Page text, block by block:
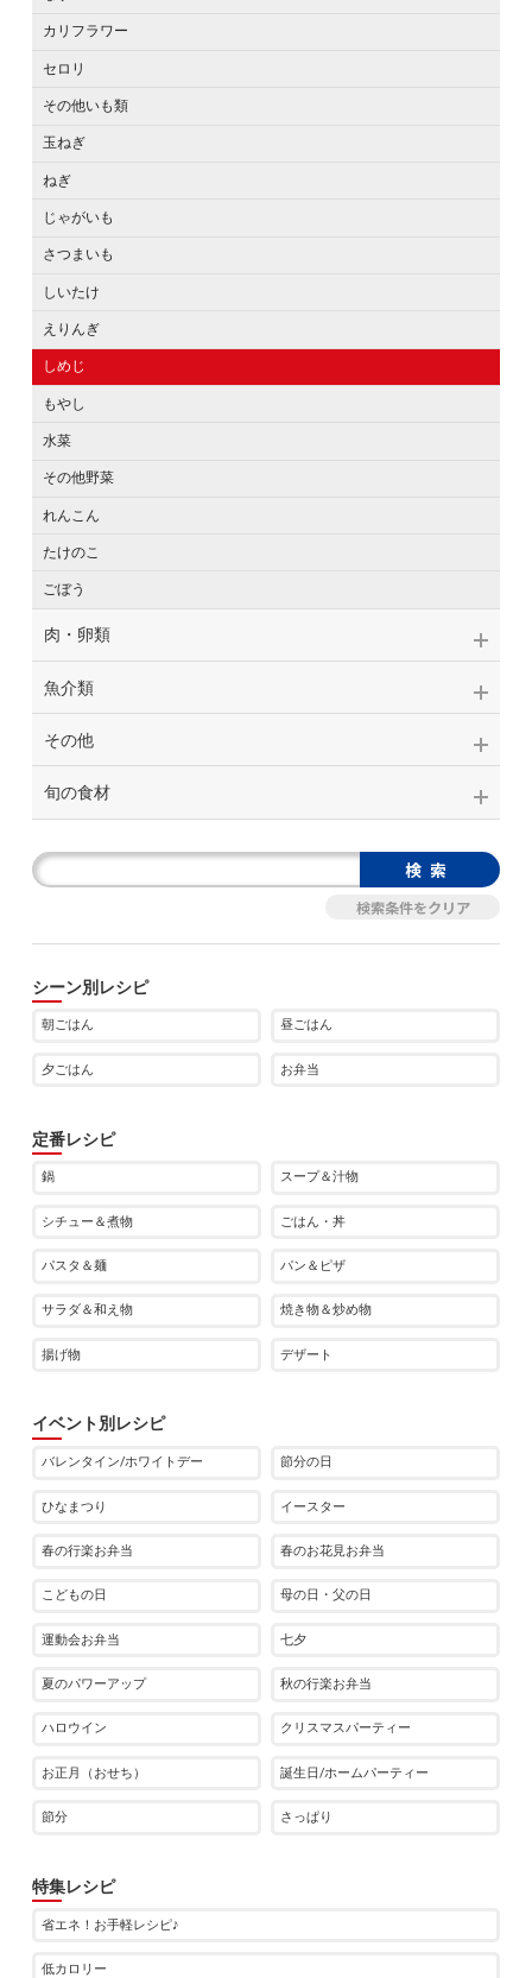
カリフラワー
セロリ
その他いも類
玉ねぎ
ねぎ
じゃがいも
さつまいも
しいたけ
えりんぎ
しめじ
もやし
水菜
その他野菜
れんこん
たけのこ
ごぼう
肉・卵類
魚介類
その他
旬の食材
シーン別レシピ
朝ごはん 昼ごはん
夕ごはん お弁当
定番レシピ
鍋 スープ＆汁物
シチュー＆煮物 ごはん・丼
パスタ＆麺 パン＆ピザ
サラダ＆和え物 焼き物＆炒め物
揚げ物 デザート
イベント別レシピ
バレンタイン/ホワイトデー 節分の日
ひなまつり イースター
春の行楽お弁当 春のお花見お弁当
こどもの日 母の日・父の日
運動会お弁当 七夕
夏のパワーアップ 秋の行楽お弁当
ハロウイン クリスマスパーティー
お正月（おせち） 誕生日/ホームパーティー
節分 さっぱり
特集レシピ
省エネ！お手軽レシピ♪
低カロリー